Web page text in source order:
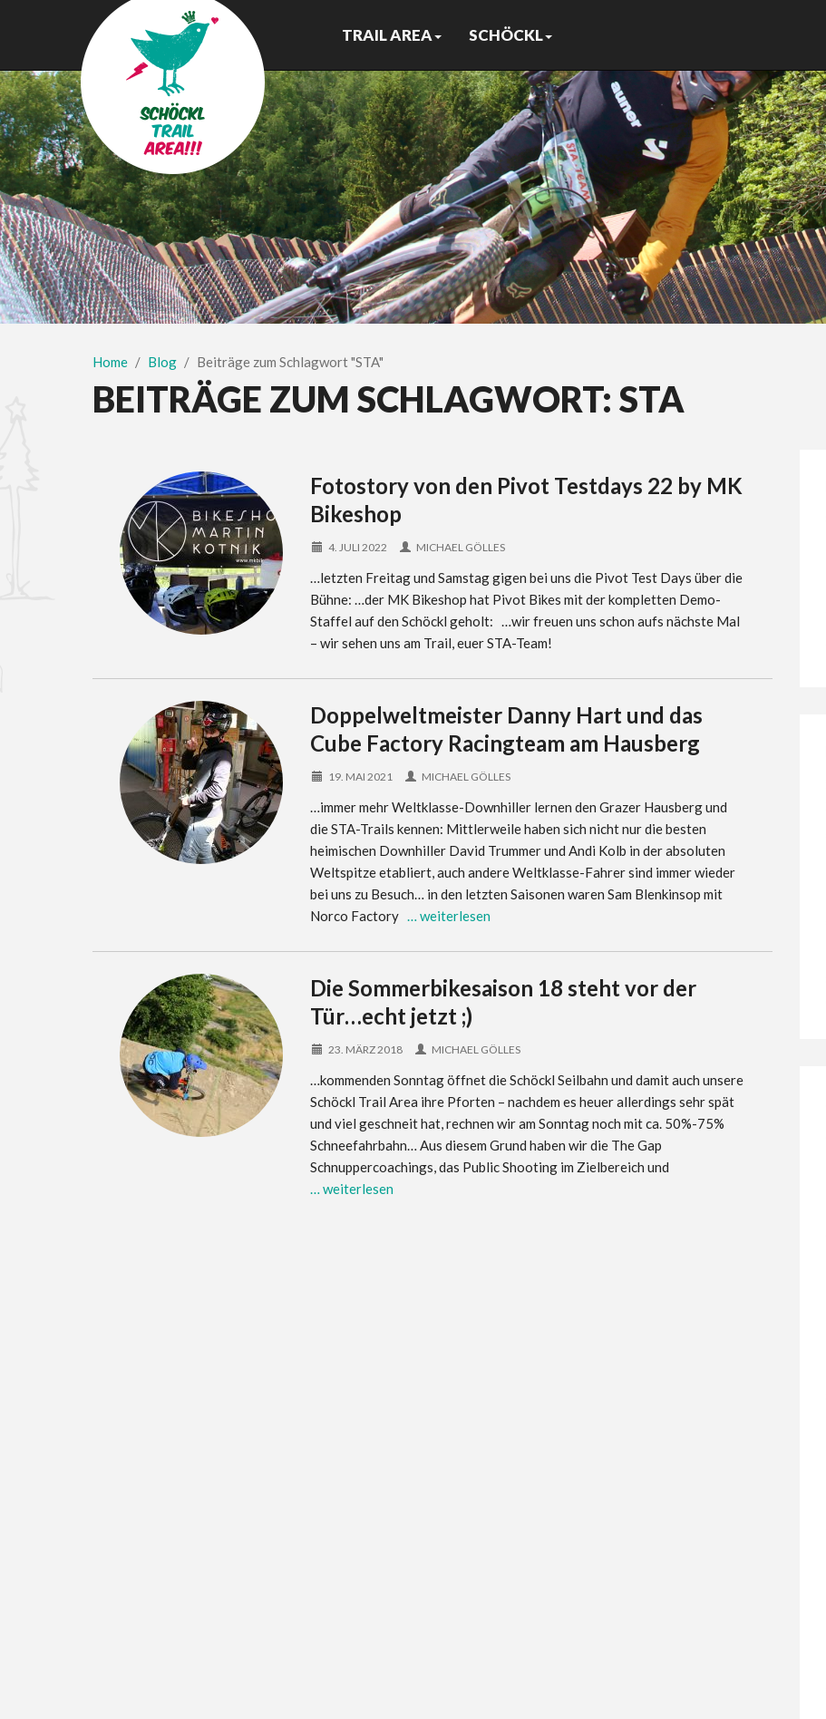
TRAIL AREA SCHÖCKL
Home Blog Beiträge zum Schlagwort "STA"
BEITRÄGE ZUM SCHLAGWORT: STA
Fotostory von den Pivot Testdays 22 by MK
Bikeshop
4. JULI 2022 MICHAEL GÖLLES
…letzten Freitag und Samstag gigen bei uns die Pivot Test Days über die
Bühne: …der MK Bikeshop hat Pivot Bikes mit der kompletten Demo-
Staffel auf den Schöckl geholt: …wir freuen uns schon aufs nächste Mal
– wir sehen uns am Trail, euer STA-Team!
Doppelweltmeister Danny Hart und das
Cube Factory Racingteam am Hausberg
19. MAI 2021 MICHAEL GÖLLES
…immer mehr Weltklasse-Downhiller lernen den Grazer Hausberg und
die STA-Trails kennen: Mittlerweile haben sich nicht nur die besten
heimischen Downhiller David Trummer und Andi Kolb in der absoluten
Weltspitze etabliert, auch andere Weltklasse-Fahrer sind immer wieder
bei uns zu Besuch… in den letzten Saisonen waren Sam Blenkinsop mit
Norco Factory … weiterlesen
Die Sommerbikesaison 18 steht vor der
Tür…echt jetzt ;)
23. MÄRZ 2018 MICHAEL GÖLLES
…kommenden Sonntag öffnet die Schöckl Seilbahn und damit auch unsere
Schöckl Trail Area ihre Pforten – nachdem es heuer allerdings sehr spät
und viel geschneit hat, rechnen wir am Sonntag noch mit ca. 50%-75%
Schneefahrbahn… Aus diesem Grund haben wir die The Gap
Schnuppercoachings, das Public Shooting im Zielbereich und
… weiterlesen